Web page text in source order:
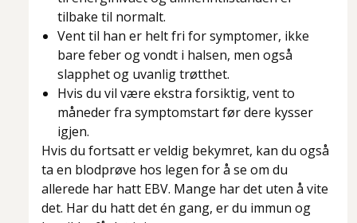
tilbake til normalt.
Vent til han er helt fri for symptomer, ikke
bare feber og vondt i halsen, men også
slapphet og uvanlig trøtthet.
Hvis du vil være ekstra forsiktig, vent to
måneder fra symptomstart før dere kysser
igjen.
Hvis du fortsatt er veldig bekymret, kan du også
ta en blodprøve hos legen for å se om du
allerede har hatt EBV. Mange har det uten å vite
det. Har du hatt det én gang, er du immun og